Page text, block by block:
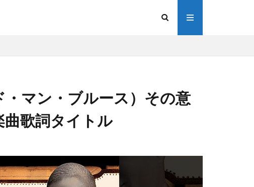
マン・ブルース）その意
歌詞タイトル